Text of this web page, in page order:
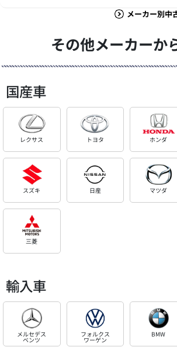
メーカー別中
その他メーカーか
国産車
レクサス トヨタ ホンダ
スズキ 日産 マツダ
三菱
輸入車
メルセデス
ベンツ
フォルクス
ワーゲン
BMW